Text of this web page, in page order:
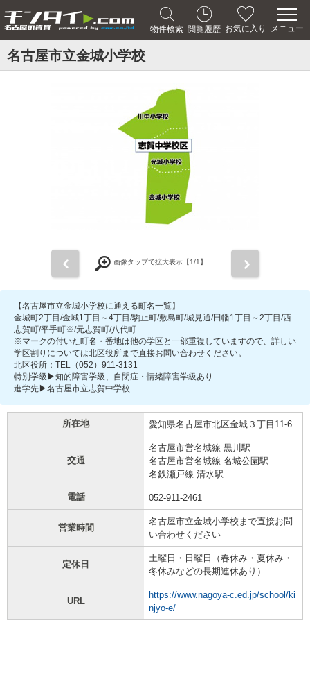
物件検索 閲覧履歴 お気に入り メニュー
名古屋市立金城小学校
画像タップで拡大表示【1/1】
【名古屋市立金城小学校に通える町名一覧】
金城町2丁目/金城1丁目～4丁目/駒止町/敷島町/城見通/田幡1丁目～2丁目/西
志賀町/平手町※/元志賀町/八代町
※マークの付いた町名・番地は他の学区と一部重複していますので、詳しい
学区割りについては北区役所まで直接お問い合わせください。
北区役所：TEL（052）911-3131
特別学級▶知的障害学級、自閉症・情緒障害学級あり
進学先▶名古屋市立志賀中学校
所在地 愛知県名古屋市北区金城３丁目11-6
交通
名古屋市営名城線 黒川駅
名古屋市営名城線 名城公園駅
名鉄瀬戸線 清水駅
電話 052-911-2461
営業時間
名古屋市立金城小学校まで直接お問
い合わせください
定休日
土曜日・日曜日（春休み・夏休み・
冬休みなどの長期連休あり）
URL
https://www.nagoya-c.ed.jp/school/ki
njyo-e/